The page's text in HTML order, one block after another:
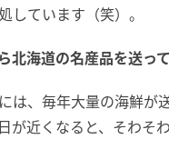
しています（笑）。
北海道の名産品を送っ
は、毎年大量の海鮮が
が近くなると、そわそ